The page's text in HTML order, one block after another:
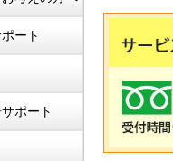
ート
ポート